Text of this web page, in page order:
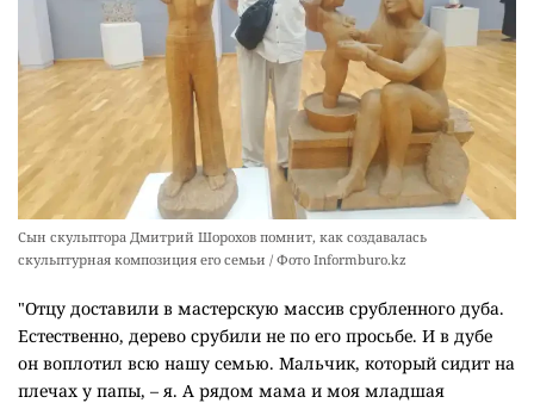
Сын скульптора Дмитрий Шорохов помнит, как создавалась
скульптурная композиция его семьи / Фото Informburo.kz
"Отцу доставили в мастерскую массив срубленного дуба.
Естественно, дерево срубили не по его просьбе. И в дубе
он воплотил всю нашу семью. Мальчик, который сидит на
плечах у папы, – я. А рядом мама и моя младшая